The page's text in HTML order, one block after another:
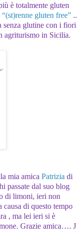
è totalmente gluten
“(st)renne gluten free” ..
senza glutine con i fiori
agriturismo in Sicilia.
mia amica Patrizia di
passate dal suo blog
di limoni, ieri non
causa di questo tempo
, ma lei ieri si è
Grazie amica…. J